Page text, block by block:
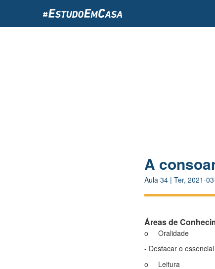
o
A
Aula 34 | Ter, 2021-
Áreas de
o Oralidade
- Destacar o
o Leitura